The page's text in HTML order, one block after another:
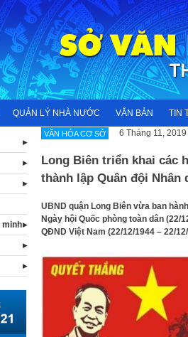
QUẢN LÝ NHÀ NƯỚC VĂN BẢN TIN
VĂN HÓA CƠ SỞ 6 Tháng 11, 2019
Long Biên triển khai các
thành lập Quân đội Nhân
UBND quận Long Biên vừa ban
Ngày hội Quốc phòng toàn dân (22/
QĐND Việt Nam (22/12/1944 – 22/
minh